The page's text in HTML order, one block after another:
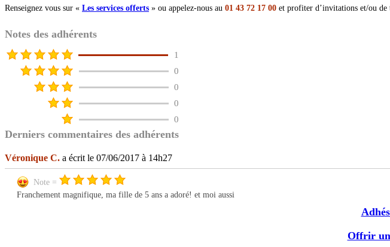
Renseignez vous sur « Les services offerts » ou appelez-nous au 01 43 72 17 00 et profiter d’invitations et/ou
Notes des adhérents
1
0
0
0
0
Derniers commentaires des adhérents
Véronique C. a écrit le 07/06/2017 à 14h27
Note =
Franchement magnifique, ma fille de 5 ans a adoré! et moi aussi
Offrir